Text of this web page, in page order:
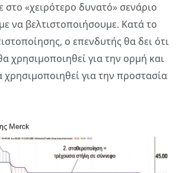
«χειρότερο δυνατό» σενάριο
να βελτιστοποιήσουμε. Κατά το
ο επενδυτής θα δει ότι
χρησιμοποιηθεί για την ορμή και
χρησιμοποιηθεί για την προστασία